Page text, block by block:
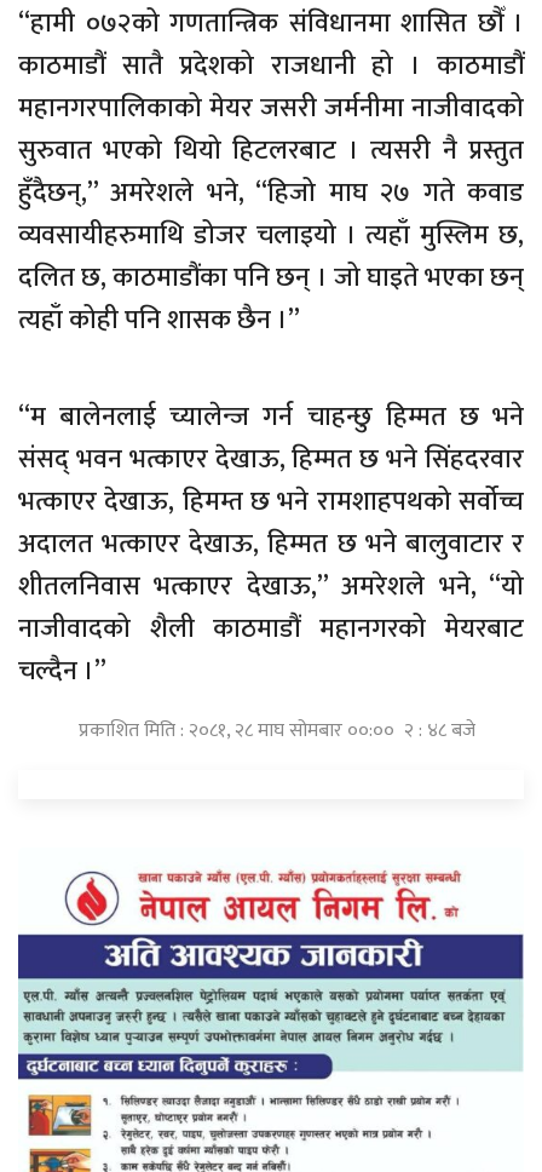
“हामी ०७२को गणतान्त्रिक संविधानमा शासित छौँ ।
काठमाडौं सातै प्रदेशको राजधानी हो । काठमाडौं
महानगरपालिकाको मेयर जसरी जर्मनीमा नाजीवादको
सुरुवात भएको थियो हिटलरबाट । त्यसरी नै प्रस्तुत
हुँदैछन्,” अमरेशले भने, “हिजो माघ २७ गते कवाड
व्यवसायीहरुमाथि डोजर चलाइयो । त्यहाँ मुस्लिम छ,
दलित छ, काठमाडौंका पनि छन् । जो घाइते भएका छन्
त्यहाँ कोही पनि शासक छैन ।”
“म बालेनलाई च्यालेन्ज गर्न चाहन्छु हिम्मत छ भने
संसद् भवन भत्काएर देखाऊ, हिम्मत छ भने सिंहदरवार
भत्काएर देखाऊ, हिमम्त छ भने रामशाहपथको सर्वोच्च
अदालत भत्काएर देखाऊ, हिम्मत छ भने बालुवाटार र
शीतलनिवास भत्काएर देखाऊ,” अमरेशले भने, “यो
नाजीवादको शैली काठमाडौं महानगरको मेयरबाट
चल्दैन ।”
प्रकाशित मिति : २०८१, २८ माघ सोमबार ००:०० २ : ४८ बजे